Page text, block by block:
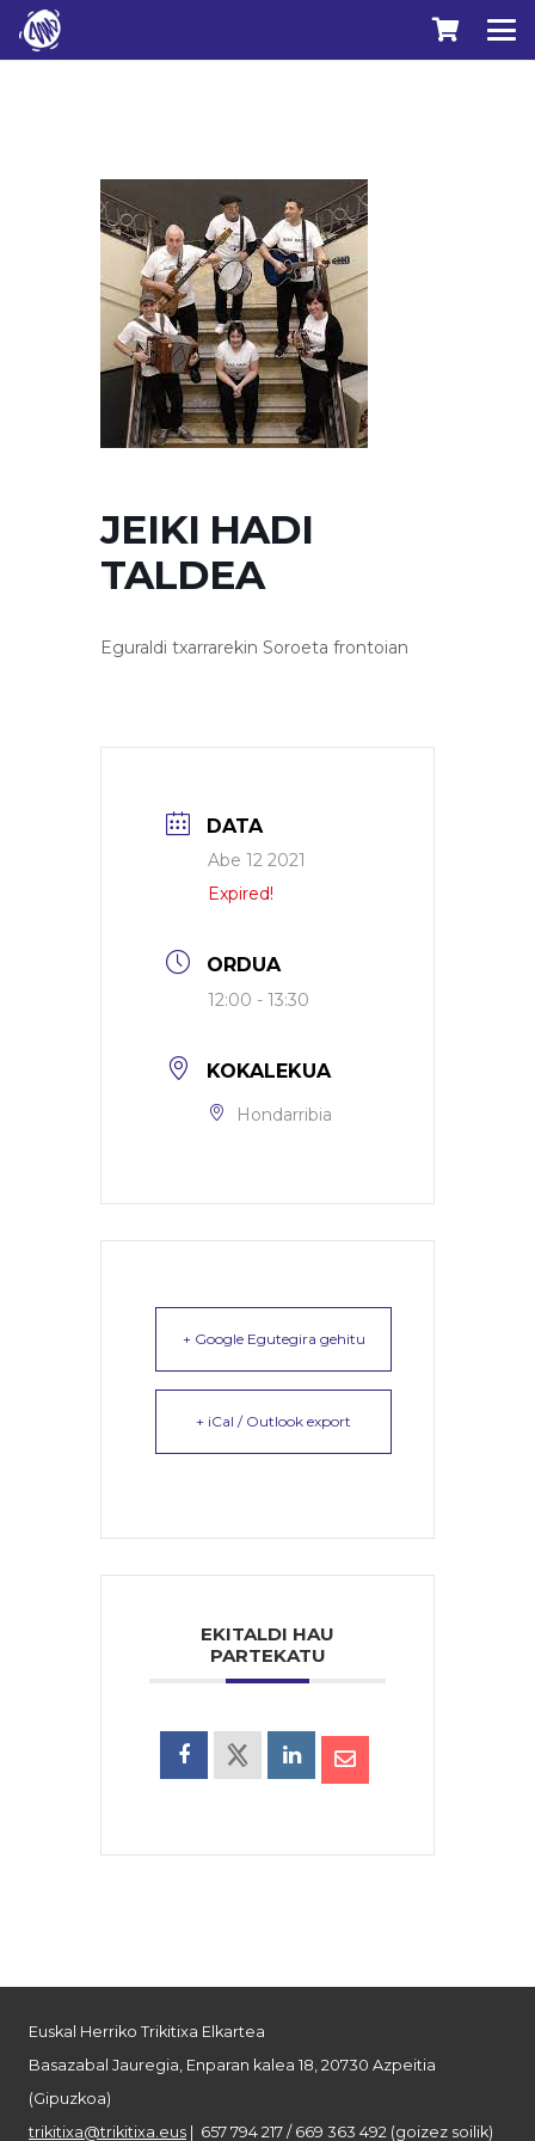
JEIKI HADI
TALDEA
Eguraldi txarrarekin Soroeta frontoian
DATA
Abe 12 2021
Expired!
ORDUA
12:00 - 13:30
KOKALEKUA
Hondarribia
+ Google Egutegira gehitu
+ iCal / Outlook export
EKITALDI HAU
PARTEKATU
Euskal Herriko Trikitixa Elkartea
Basazabal Jauregia, Enparan kalea 18, 20730 Azpeitia
(Gipuzkoa)
trikitixa@trikitixa.eus | 657 794 217 / 669 363 492 (goizez soilik)